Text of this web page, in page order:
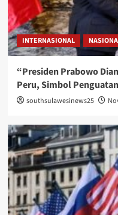
INTERNASIONAL
“Presiden Prabowo
Peru, Simbol
southsulawesinews25